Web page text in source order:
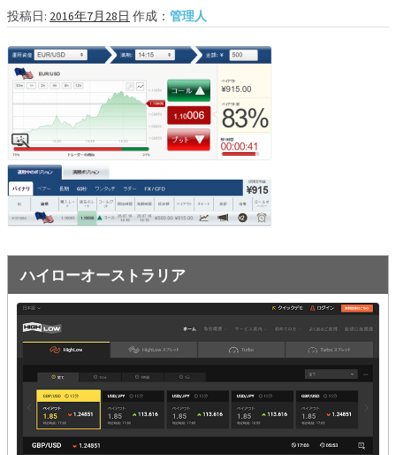
ン
へ
ス
キ
プ
ス
キ
ッ
プ
ハイローオーストラリア
オプションビット
ファイブスターズオプション
初心者講座
基本ルール・取引のしかた
トレンドを見極める
トレンド順張りで勝つ方法
逆張りと相場変動のしくみ
シグナルはダマシに注意
負けそうなときは損切り
攻略法まとめ
ローソク足チャート
投稿日: 2016年7月28日 作成： 管理人
ハイローオーストラリア